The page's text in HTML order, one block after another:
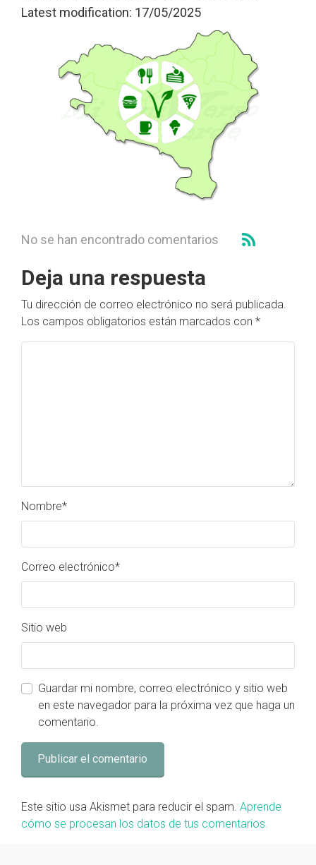
Latest modification: 17/05/2025
No se han encontrado comentarios
Deja una respuesta
Tu dirección de correo electrónico no será publicada.
Los campos obligatorios están marcados con *
Nombre*
Correo electrónico*
Sitio web
Guardar mi nombre, correo electrónico y sitio web
en este navegador para la próxima vez que haga un
comentario.
Este sitio usa Akismet para reducir el spam. Aprende
cómo se procesan los datos de tus comentarios.